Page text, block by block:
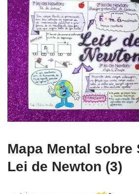
Mapa Mental sobre
Lei de Newton (3)